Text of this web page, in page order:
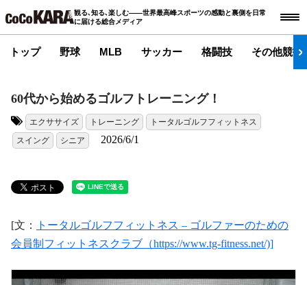
観る､知る､楽しむ――世界最高峰スポーツの感動と裏側を日常
に届ける総合メディア
トップ 野球 MLB サッカー 格闘技 その他競技
60代から始めるゴルフトレーニング！
エクササイズ トレーニング
トータルゴルフフィットネス
スイング
シニア 2026/6/1
[文：
トータルゴルフフィットネス – ゴルファーのための
会員制フィットネスクラブ（https://www.tg-fitness.net/)]